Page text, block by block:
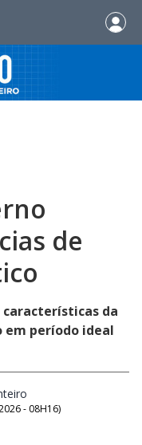
de
da
período ideal
- 08H16)